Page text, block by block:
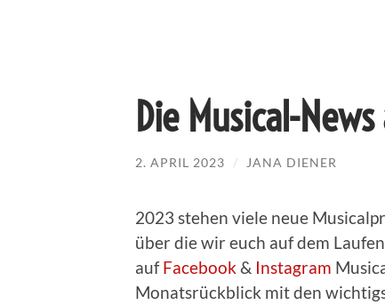
Die Musical-
2. APRIL 2023 / JANA DIENER
2023 stehen viele neue
über die wir euch auf dem
aufFacebook & Instagram
Monatsrückblick mit den